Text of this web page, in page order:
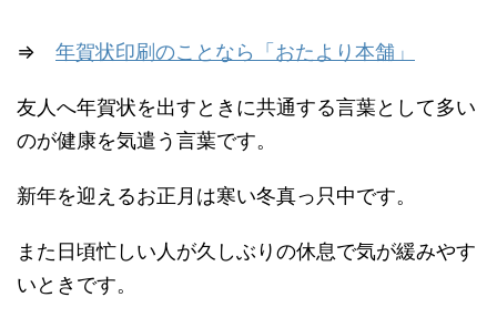
⇒ 年賀状印刷のことなら「おたより本舗」
友人へ年賀状を出すときに共通する言葉として多い
のが健康を気遣う言葉です。
新年を迎えるお正月は寒い冬真っ只中です。
また日頃忙しい人が久しぶりの休息で気が緩みやす
いときです。